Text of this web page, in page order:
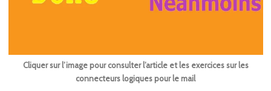
Cliquer sur l’image pour consulter l’article et les exercices sur les
connecteurs logiques pour le mail